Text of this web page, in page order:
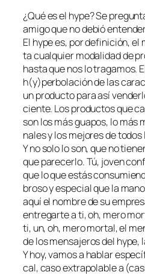
¿Qué es el hy­pe? Se
ami­go que no de­bió
El hy­pe es, por de­fi­ni­ción,
ta cual­quier mo­da­li­dad de
has­ta que nos lo tra­ga­mos.
h(y)perbolación de las
un pro­duc­to pa­ra así
cien­te. Los pro­duc­tos que
son los más gua­pos, lo
na­les y los me­jo­res de
Y no so­lo lo son, que no
que pa­re­cer­lo. Tú, jo­ven
que lo que es­tás
bro­so y es­pe­cial que la
aquí el nom­bre de su
en­tre­gar­te a ti, oh, me­ro
ti, un, oh, me­ro mor­tal, el
de los men­sa­je­ros del
Y hoy, va­mos a ha­blar
cal, ca­so ex­tra­po­la­ble a